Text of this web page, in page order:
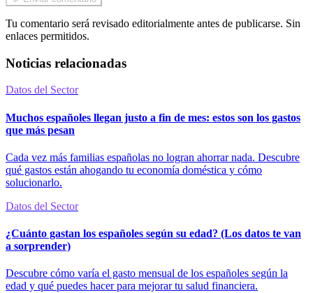
Tu comentario será revisado editorialmente antes de publicarse. Sin
enlaces permitidos.
Noticias relacionadas
Datos del Sector
Muchos españoles llegan justo a fin de mes: estos son los gastos
que más pesan
Cada vez más familias españolas no logran ahorrar nada. Descubre
qué gastos están ahogando tu economía doméstica y cómo
solucionarlo.
Datos del Sector
¿Cuánto gastan los españoles según su edad? (Los datos te van
a sorprender)
Descubre cómo varía el gasto mensual de los españoles según la
edad y qué puedes hacer para mejorar tu salud financiera.